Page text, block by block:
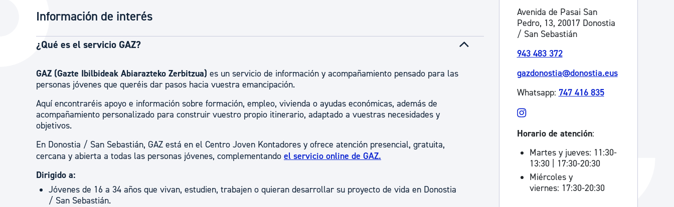
La ciudad
La ciudad ahora
La ciudad futura
Noticias
Agenda cultural
Tablón de anuncios oficiales
Portal de transparencia
Catálogo de trámites
Información de interés
¿Qué es el servicio GAZ?
GAZ (Gazte Ibilbideak Abiarazteko Zerbitzua) es un servicio de información y acompañamiento pensado para las
personas jóvenes que queréis dar pasos hacia vuestra emancipación.
Aquí encontraréis apoyo e información sobre formación, empleo, vivienda o ayudas económicas, además de
acompañamiento personalizado para construir vuestro propio itinerario, adaptado a vuestras necesidades y
objetivos.
En Donostia / San Sebastián, GAZ está en el Centro Joven Kontadores y ofrece atención presencial, gratuita,
cercana y abierta a todas las personas jóvenes, complementando el servicio online de GAZ.
Dirigido a:
Jóvenes de 16 a 34 años que vivan, estudien, trabajen o quieran desarrollar su proyecto de vida en Donostia
/ San Sebastián.
Avenida de Pasai San
Pedro, 13, 20017 Donostia
/ San Sebastián
943 483 372
gazdonostia@donostia.eus
Whatsapp: 747 416 835
Horario de atención:
Martes y jueves: 11:30-
13:30 | 17:30-20:30
Miércoles y
viernes: 17:30-20:30